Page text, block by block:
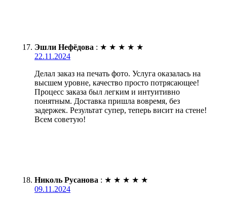
Эшли Нефёдова : ★ ★ ★ ★ ★
22.11.2024
Делал заказ на печать фото. Услуга оказалась на
высшем уровне, качество просто потрясающее!
Процесс заказа был легким и интуитивно
понятным. Доставка пришла вовремя, без
задержек. Результат супер, теперь висит на стене!
Всем советую!
Николь Русанова : ★ ★ ★ ★ ★
09.11.2024